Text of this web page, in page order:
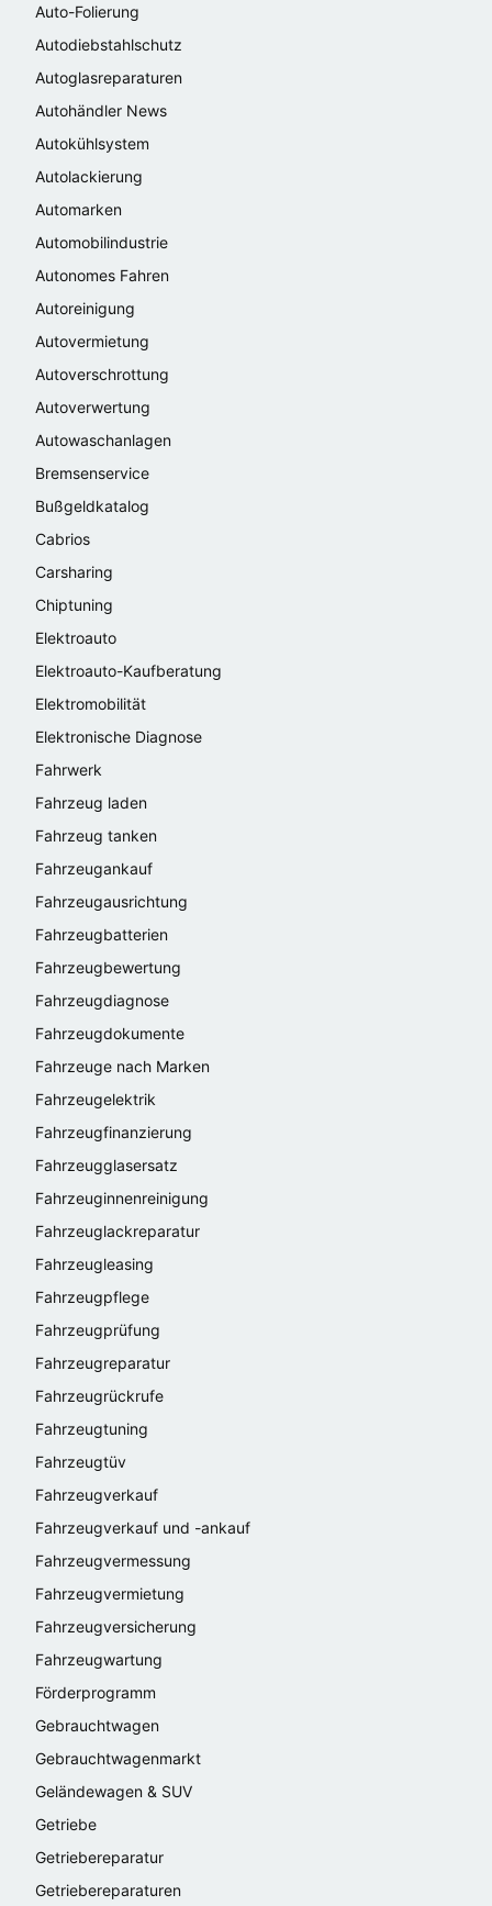
Auto-Folierung
Autodiebstahlschutz
Autoglasreparaturen
Autohändler News
Autokühlsystem
Autolackierung
Automarken
Automobilindustrie
Autonomes Fahren
Autoreinigung
Autovermietung
Autoverschrottung
Autoverwertung
Autowaschanlagen
Bremsenservice
Bußgeldkatalog
Cabrios
Carsharing
Chiptuning
Elektroauto
Elektroauto-Kaufberatung
Elektromobilität
Elektronische Diagnose
Fahrwerk
Fahrzeug laden
Fahrzeug tanken
Fahrzeugankauf
Fahrzeugausrichtung
Fahrzeugbatterien
Fahrzeugbewertung
Fahrzeugdiagnose
Fahrzeugdokumente
Fahrzeuge nach Marken
Fahrzeugelektrik
Fahrzeugfinanzierung
Fahrzeugglasersatz
Fahrzeuginnenreinigung
Fahrzeuglackreparatur
Fahrzeugleasing
Fahrzeugpflege
Fahrzeugprüfung
Fahrzeugreparatur
Fahrzeugrückrufe
Fahrzeugtuning
Fahrzeugtüv
Fahrzeugverkauf
Fahrzeugverkauf und -ankauf
Fahrzeugvermessung
Fahrzeugvermietung
Fahrzeugversicherung
Fahrzeugwartung
Förderprogramm
Gebrauchtwagen
Gebrauchtwagenmarkt
Geländewagen & SUV
Getriebe
Getriebereparatur
Getriebereparaturen